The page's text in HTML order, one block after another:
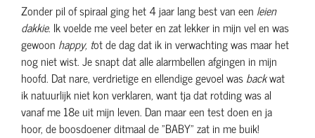
Zonder pil of spiraal ging het 4 jaar lang best van een leien
dakkie. Ik voelde me veel beter en zat lekker in mijn vel en was
gewoon happy, tot de dag dat ik in verwachting was maar het
nog niet wist. Je snapt dat alle alarmbellen afgingen in mijn
hoofd. Dat nare, verdrietige en ellendige gevoel wasbackwat
ik natuurlijk niet kon verklaren, want tja dat rotding was al
vanaf me 18e uit mijn leven. Dan maar een test doen en ja
hoor, de boosdoener ditmaal de "BABY" zat in me buik!